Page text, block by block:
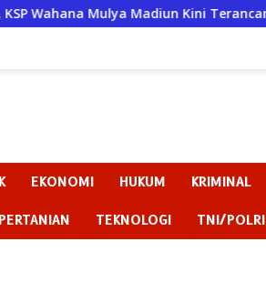
Kini Terancam Sanksi Tegas
EKONOMI HUKUM KRIMINAL
TEKNOLOGI TNI/POLRI